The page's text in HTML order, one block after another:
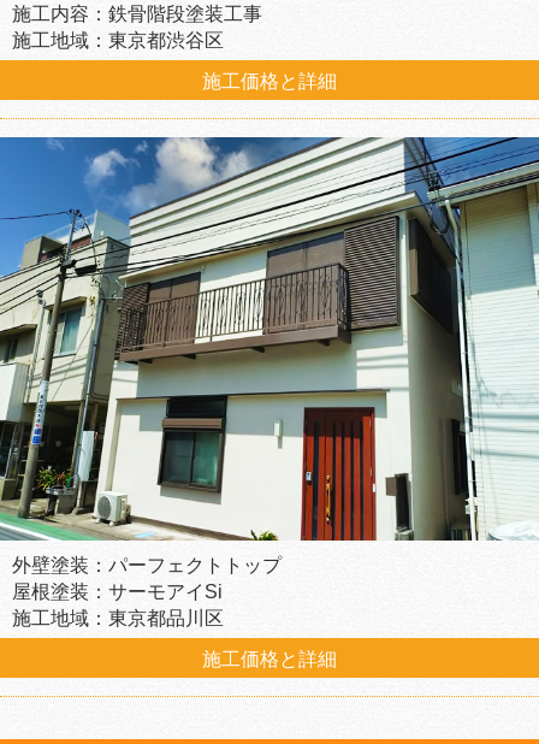
施工内容：鉄骨階段塗装工事
施工地域：東京都渋谷区
施工価格と詳細
外壁塗装：パーフェクトトップ
屋根塗装：サーモアイSi
施工地域：東京都品川区
施工価格と詳細